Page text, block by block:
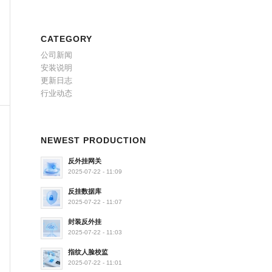
CATEGORY
公司新闻
安装说明
更新日志
行业动态
NEWEST PRODUCTION
反外挂网关
2025-07-22 - 11:09
反挂数据库
2025-07-22 - 11:07
封装反外挂
2025-07-22 - 11:03
指纹人脸校监
2025-07-22 - 11:01